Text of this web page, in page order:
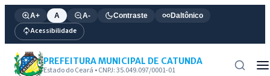
A+ A A- Contraste Daltônico
Acessibilidade
PREFEITURA MUNICIPAL DE CATUNDA
Estado do Ceará • CNPJ: 35.049.097/0001-01